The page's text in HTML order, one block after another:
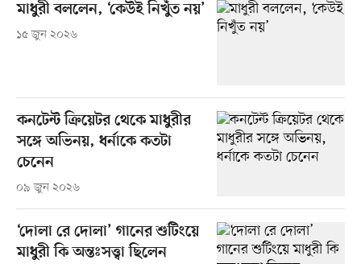
মাধুরী বললেন, ‘কেউই নিখুঁত নয়’
১৫ জুন ২০২৬
কনটেন্ট ক্রিয়েটর থেকে মাধুরীর
সঙ্গে অভিনয়, ধর্নাকে কতটা
চেনেন
০৯ জুন ২০২৬
‘দোলা রে দোলা’ গানের শুটিংয়ে
মাধুরী কি অন্তঃসত্ত্বা ছিলেন